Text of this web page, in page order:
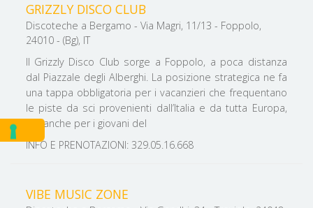
GRIZZLY DISCO CLUB
Discoteche a Bergamo - Via Magri, 11/13 - Foppolo,
24010 - (Bg), IT
Il Grizzly Disco Club sorge a Foppolo, a poca distanza
dal Piazzale degli Alberghi. La posizione strategica ne fa
una tappa obbligatoria per i vacanzieri che frequentano
le piste da sci provenienti dall’Italia e da tutta Europa,
ma anche per i giovani del
INFO E PRENOTAZIONI: 329.05.16.668
VIBE MUSIC ZONE